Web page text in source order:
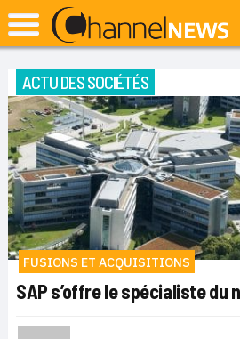
ACTU DES SOCIÉTÉS
FUSIONS ET ACQUISITIONS
SAP s’offre le spécialiste du